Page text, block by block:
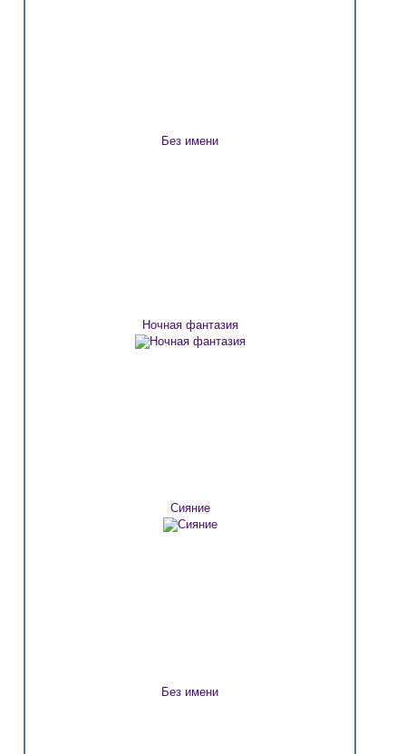
Без имени
Ночная фантазия
Сияние
Без имени